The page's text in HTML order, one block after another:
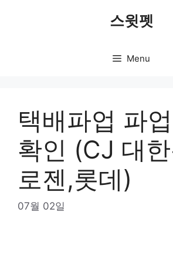
스윗펫
Menu
택배파업 파
확인 (CJ 대
로젠,롯데)
07월 02일